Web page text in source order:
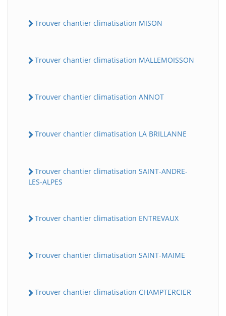
Trouver chantier climatisation MISON
Trouver chantier climatisation MALLEMOISSON
Trouver chantier climatisation ANNOT
Trouver chantier climatisation LA BRILLANNE
Trouver chantier climatisation SAINT-ANDRE-
LES-ALPES
Trouver chantier climatisation ENTREVAUX
Trouver chantier climatisation SAINT-MAIME
Trouver chantier climatisation CHAMPTERCIER